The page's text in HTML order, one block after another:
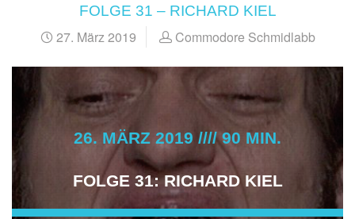
FOLGE 31 – RICHARD KIEL
27. März 2019 Commodore Schmidlabb
26. MÄRZ 2019 //// 90 MIN.
FOLGE 31: RICHARD KIEL